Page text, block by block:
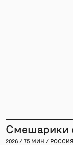
Смешарики
2026 / 75 МИН /